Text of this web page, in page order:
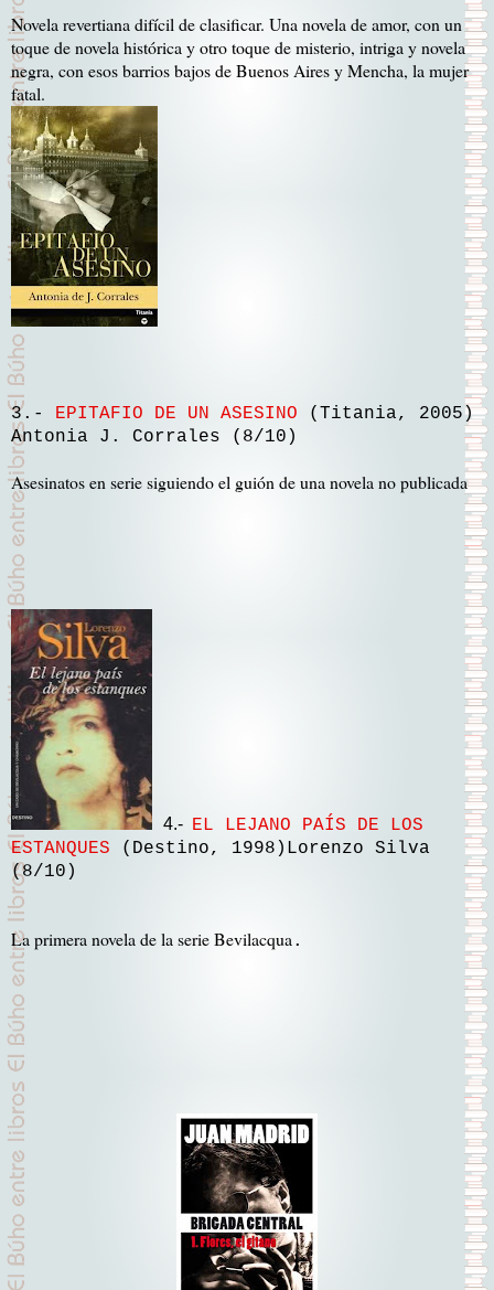
Novela revertiana difícil de clasificar. Una novela de amor, con un
toque de novela histórica y otro toque de misterio, intriga y novela
negra, con esos barrios bajos de Buenos Aires y Mencha, la mujer
fatal.
3.- EPITAFIO DE UN ASESINO (Titania, 2005)
Antonia J. Corrales (8/10)
Asesinatos en serie siguiendo el guión de una novela no publicada
4.- EL LEJANO PAÍS DE LOS
ESTANQUES (Destino, 1998)Lorenzo Silva
(8/10)
La primera novela de la serie Bevilacqua .